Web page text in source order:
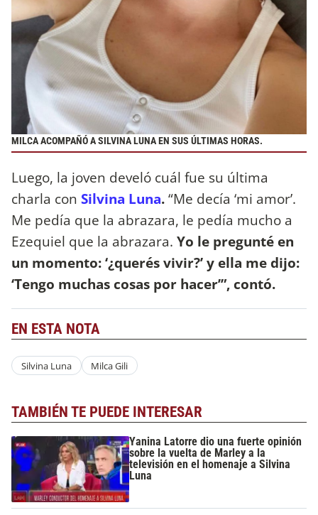
MILCA ACOMPAÑÓ A SILVINA LUNA EN SUS ÚLTIMAS HORAS.
Luego, la joven develó cuál fue su última
charla con Silvina Luna.“Me decía ‘mi amor’.
Me pedía que la abrazara, le pedía mucho a
Ezequiel que la abrazara. Yo le pregunté en
un momento: ‘¿querés vivir?’ y ella me dijo:
‘Tengo muchas cosas por hacer’”, contó.
EN ESTA NOTA
Silvina Luna Milca Gili
TAMBIÉN TE PUEDE INTERESAR
Yanina Latorre dio una fuerte opinión
sobre la vuelta de Marley a la
televisión en el homenaje a Silvina
Luna